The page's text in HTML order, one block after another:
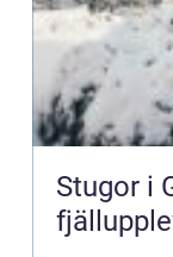
Stugor i